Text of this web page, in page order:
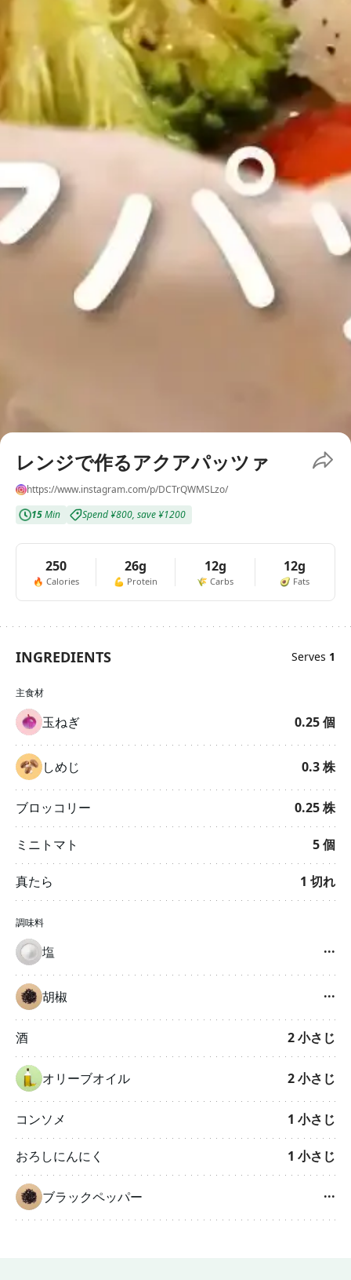
レンジで作るアクアパッツァ
https://www.instagram.com/p/DCTrQWMSLzo/
15Min Spend¥800, save¥1200
250
🔥 Calories
26g
💪 Protein
12g
🌾 Carbs
12g
🥑 Fats
INGREDIENTS Serves 1
主食材
玉ねぎ 0.25個
しめじ 0.3株
ブロッコリー 0.25株
ミニトマト 5個
真たら 1 切れ
調味料
塩 ···
胡椒 ···
酒 2小さじ
オリーブオイル 2小さじ
コンソメ 1 小さじ
おろしにんにく 1 小さじ
ブラックペッパー ···